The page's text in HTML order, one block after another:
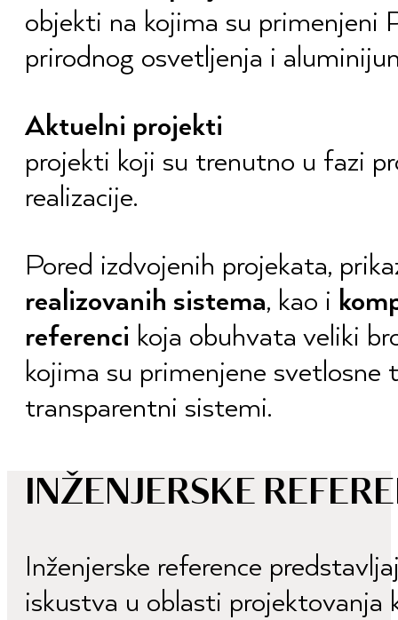
objekti na kojima su primenjeni
prirodnog osvetljenja i
Aktuelni projekti
projekti koji su trenutno u fazi
realizacije.
Pored izdvojenih projekata,
realizovanih sistema, kao i
referenci koja obuhvata veliki
kojima su primenjene svetlosne
transparentni sistemi.
INŽENJERSKE
Inženjerske reference
iskustva u oblasti projektovanja